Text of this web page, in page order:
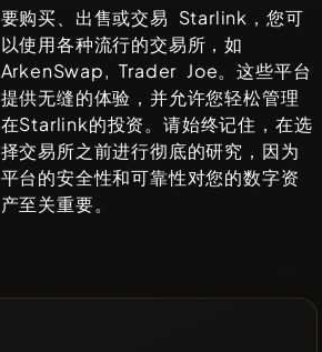
要购买、出售或交易 Starlink ，您可
以使用各种流行的交易所，如
ArkenSwap, Trader Joe。这些平台
提供无缝的体验，并允许您轻松管理
在Starlink的投资。请始终记住，在选
择交易所之前进行彻底的研究，因为
平台的安全性和可靠性对您的数字资
产至关重要。